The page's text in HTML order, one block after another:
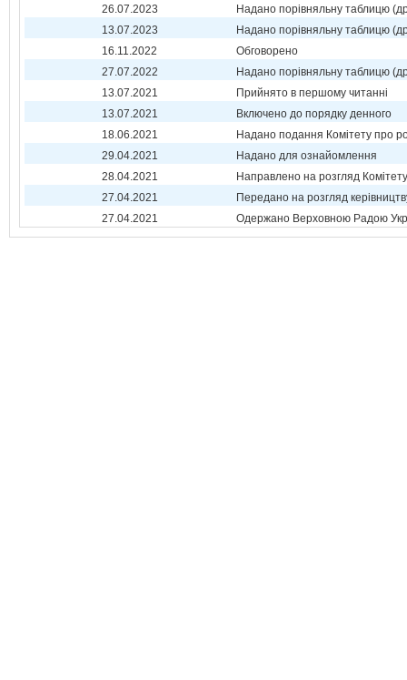
26.07.2023
Надано порівняльну таблицю
13.07.2023
Надано порівняльну таблицю
16.11.2022
Обговорено
27.07.2022
Надано порівняльну таблицю
13.07.2021
Прийнято в першому читанні
13.07.2021
Включено до порядку денного
18.06.2021
Надано подання Комітету про
29.04.2021
Надано для ознайомлення
28.04.2021
Направлено на розгляд Комітету
27.04.2021
Передано на розгляд
27.04.2021
Одержано Верховною Радою